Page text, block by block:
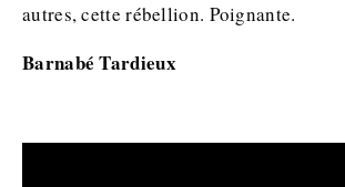
autres, cette rébellion. Poignante.
Barnabé Tardieux